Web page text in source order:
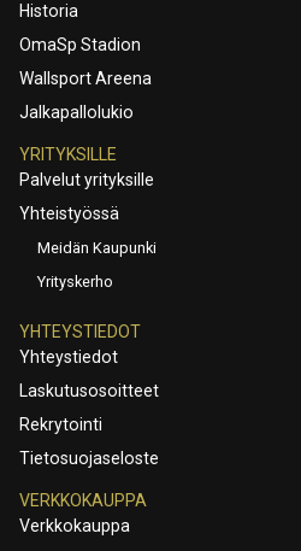
Historia
OmaSp Stadion
Wallsport Areena
Jalkapallolukio
YRITYKSILLE
Palvelut yrityksille
Yhteistyössä
Meidän Kaupunki
Yrityskerho
YHTEYSTIEDOT
Yhteystiedot
Laskutusosoitteet
Rekrytointi
Tietosuojaseloste
VERKKOKAUPPA
Verkkokauppa